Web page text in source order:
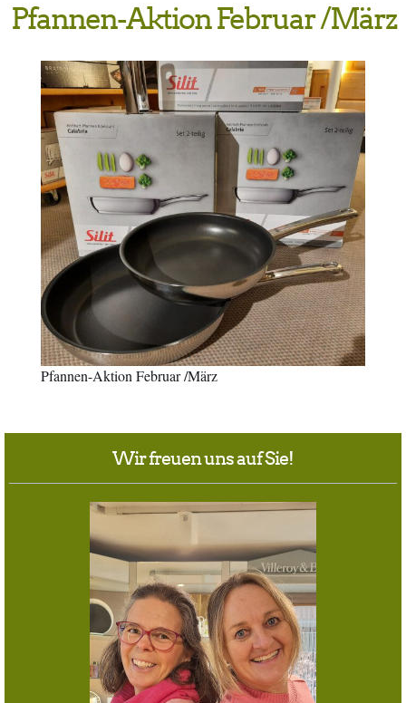
Pfannen-Aktion Februar /März
Pfannen-Aktion Februar /März
Wir freuen uns auf Sie!